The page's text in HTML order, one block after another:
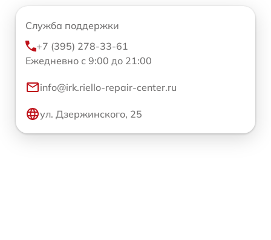
Служба поддержки
+7 (395) 278-33-61
Ежедневно с 9:00 до 21:00
info@irk.riello-repair-center.ru
ул. Дзержинского, 25